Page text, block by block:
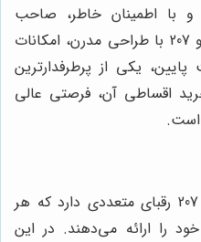
با اطمینان خاطر، صاحب
خودروی مورد نظر خود شوید. پژو 207 با طراحی مدرن، امکانات
یکی از پرطرفدارترین
اقساطی آن، فرصتی عالی
است.
در بازار خودروهای هاچ‌بک، پژو 207 رقبای متعددی دارد که هر
را ارائه می‌دهند. در این